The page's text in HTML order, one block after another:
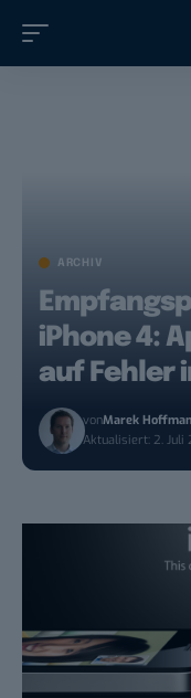
ARCHIV
iPhone 4:
auf Fehler
vonMarek
Aktualisiert: 2. Juli